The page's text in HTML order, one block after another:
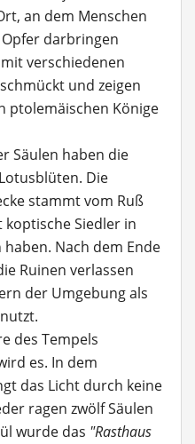
an dem Menschen
darbringen
verschiedenen
und zeigen
ptolemäischen Könige
Säulen haben die
Die
stammt vom Ruß
koptische Siedler in
Nach dem Ende
Ruinen verlassen
der Umgebung als
des Tempels
es. In dem
das Licht durch keine
ragen zwölf Säulen
wurde das "Rasthaus